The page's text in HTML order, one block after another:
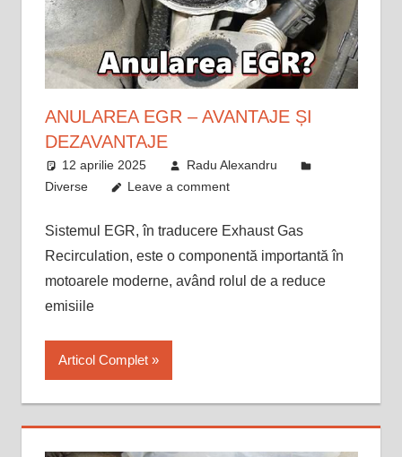
ANULAREA EGR – AVANTAJE ȘI
DEZAVANTAJE
12 aprilie 2025
Radu Alexandru
Diverse
Leave a comment
Sistemul EGR, în traducere Exhaust Gas
Recirculation, este o componentă importantă în
motoarele moderne, având rolul de a reduce
emisiile
Articol Complet